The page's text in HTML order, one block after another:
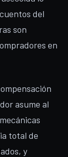
del
son
en
asume al
total de
y